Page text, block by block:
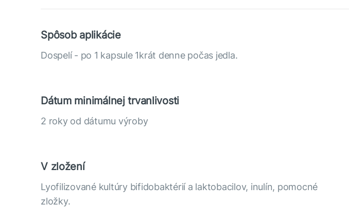
Spôsob aplikácie
Dospelí - po 1 kapsule 1krát denne počas jedla.
Dátum minimálnej trvanlivosti
2 roky od dátumu výroby
V zložení
Lyofilizované kultúry bifidobaktérií a laktobacilov, inulín, pomocné
zložky.